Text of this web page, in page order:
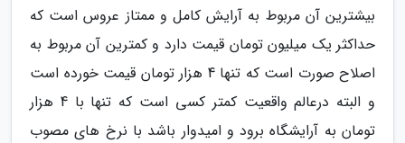
بیشترین آن مربوط به آرایش کامل و ممتاز عروس است که
حداکثر یک میلیون تومان قیمت دارد و کمترین آن مربوط به
اصلاح صورت است که تنها 4 هزار تومان قیمت خورده است
و البته درعالم واقعیت کمتر کسی است که تنها با 4 هزار
تومان به آرایشگاه برود و امیدوار باشد با نرخ های مصوب